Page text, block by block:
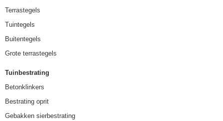
Terrastegels
Tuintegels
Buitentegels
Grote terrastegels
Tuinbestrating
Betonklinkers
Bestrating oprit
Gebakken sierbestrating